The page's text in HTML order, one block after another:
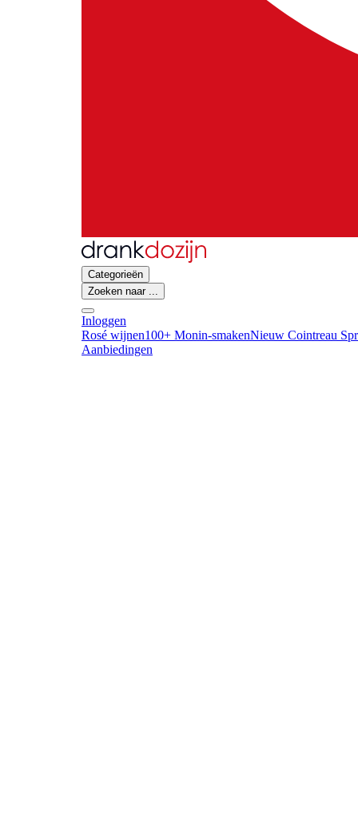
Categorieën
Zoeken naar ...
Inloggen
Rosé wijnen100+ Monin-smakenNieuw Cointreau
Aanbiedingen